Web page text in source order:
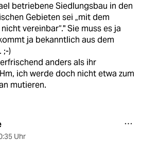
betriebene Siedlungsbau in den
Gebieten sei „mit dem
vereinbar“." Sie muss es ja
ja bekanntlich aus dem
;-)
anders als ihr
ich werde doch nicht etwa zum
mutieren.
Uhr